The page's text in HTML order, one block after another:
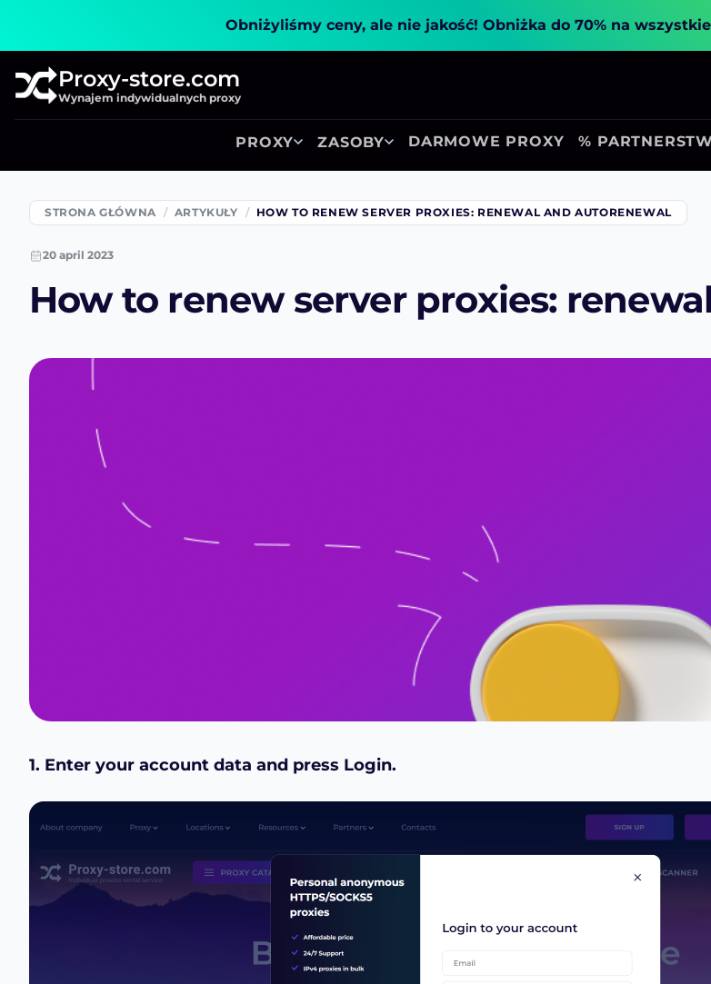
Obniżyliśmy ceny, ale nie jakość! Obniżka do 70% na
Proxy-store.com
Wynajem indywidualnych proxy
PROXY ZASOBY DARMOWE PROXY %
STRONA GŁÓWNA ARTYKUŁY HOW TO RENEW SERVER PROXIES: RENEWAL AND AUTORENEWAL
20 april 2023
How to renew server proxies:
1. Enter your account data and press Login.